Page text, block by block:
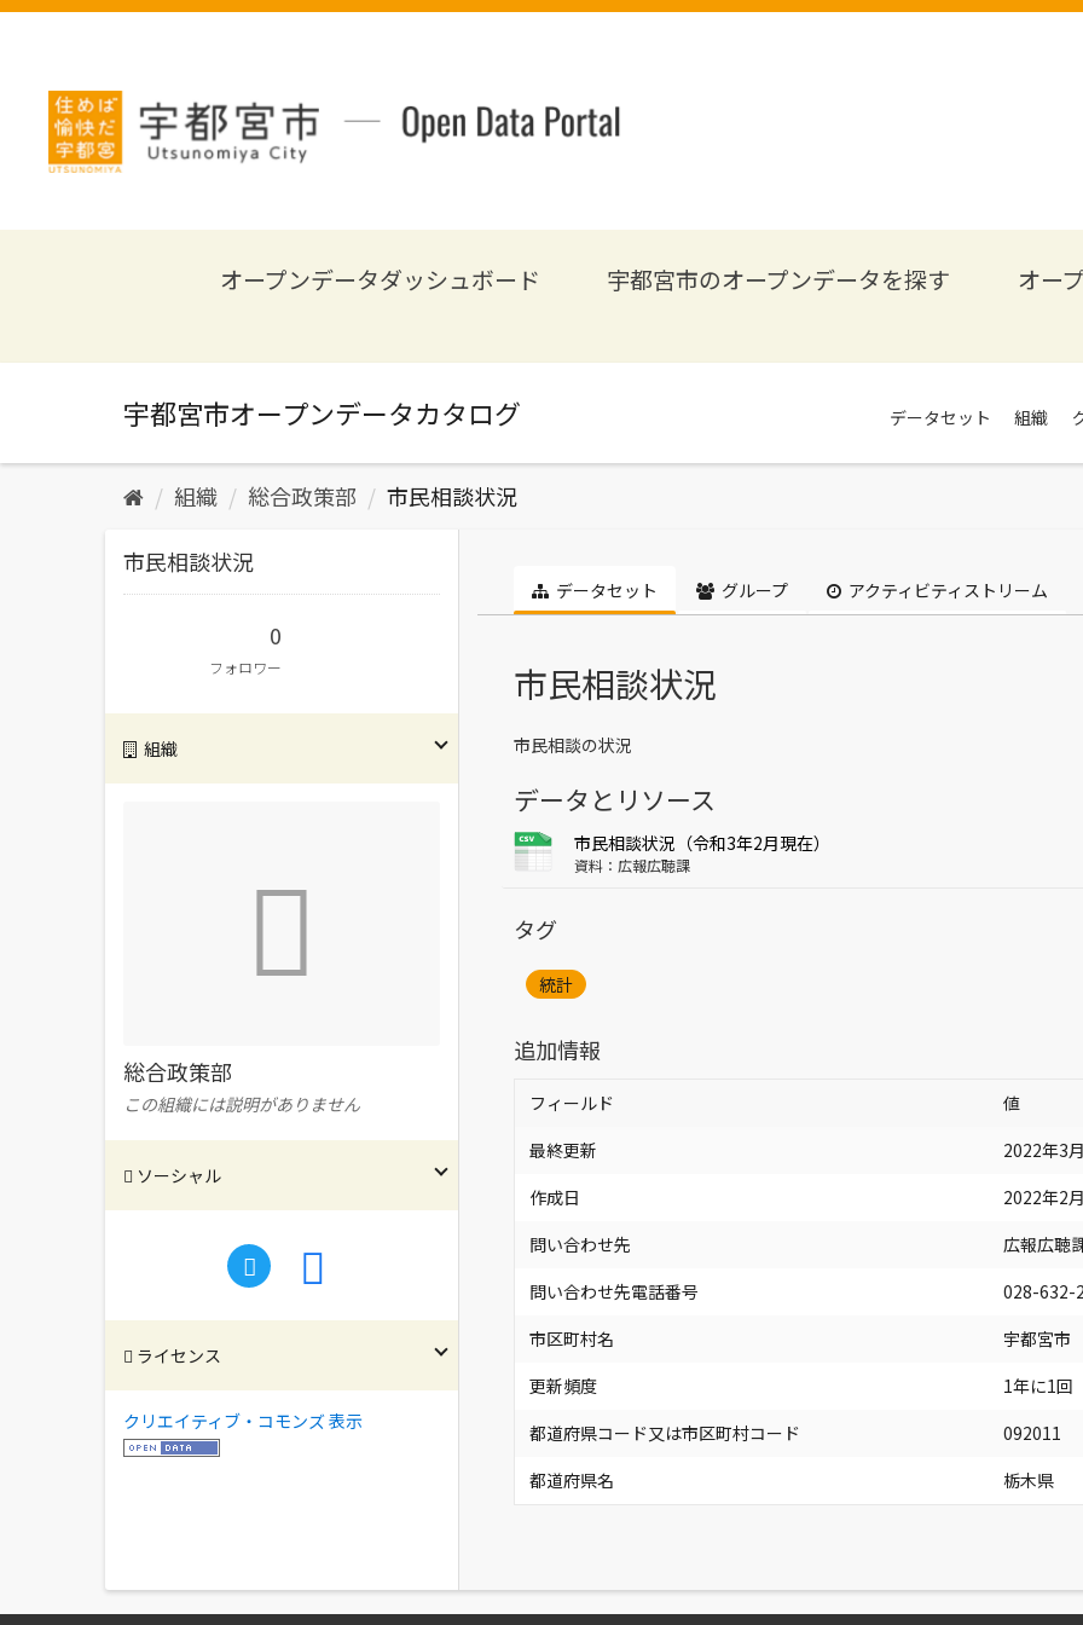
ス
オープンデータダッシュボード 宇都宮市のオープンデータを探す オー
データセット 組織
組織 総合政策部 市民相談状況
市民相談状況
フォロワー
0
組織
総合政策部
この組織には説明がありません
ソーシャル
ライセンス
クリエイティブ・コモンズ 表示
データセット グループ アクティビティストリーム
市民相談状況
市民相談の状況
データとリソース
市民相談状況（令和3年2月現在）
資料：広報広聴課
タグ
統計
追加情報
フィールド
値
最終更新
2022年3
作成日
2022年2
問い合わせ先
広報広聴
問い合わせ先電話番号
028-632-
市区町村名
宇都宮市
更新頻度
1年に1回
都道府県コード又は市区町村コード
092011
都道府県名
栃木県